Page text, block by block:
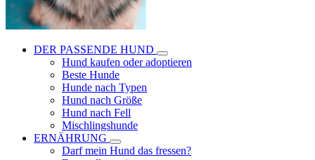
DER PASSENDE HUND
Hund kaufen oder adoptieren
Beste Hunde
Hunde nach Typen
Hund nach Größe
Hund nach Fell
Mischlingshunde
ERNÄHRUNG
Darf mein Hund das fressen?